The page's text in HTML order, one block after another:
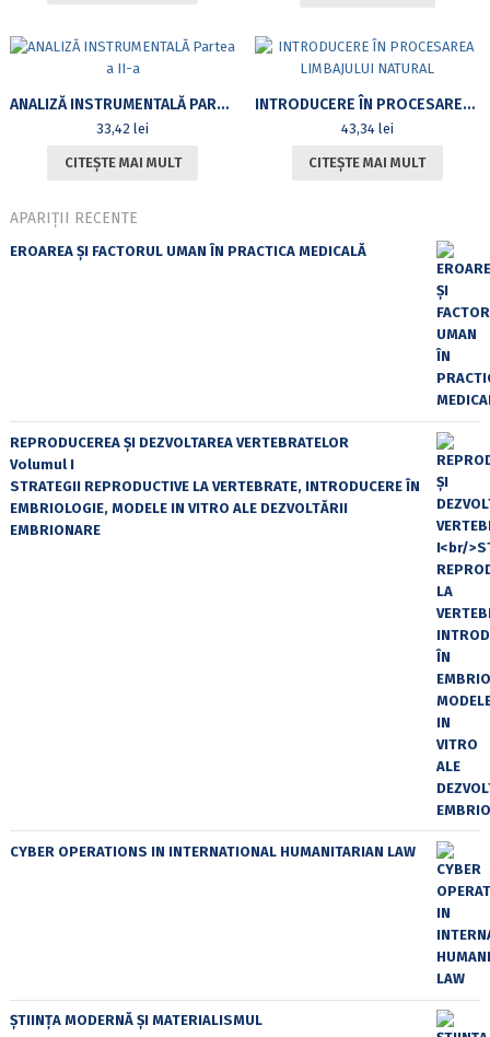
ANALIZĂ INSTRUMENTALĂ PARTEA A II-A
33,42lei
CITEȘTE MAI MULT
INTRODUCERE ÎN PROCESAREA LIMBAJULUI NATURAL
43,34 lei
CITEȘTE MAI MULT
APARIȚII RECENTE
EROAREA ȘI FACTORUL UMAN ÎN PRACTICA MEDICALĂ
REPRODUCEREA ȘI DEZVOLTAREA VERTEBRATELOR
Volumul I
STRATEGII REPRODUCTIVE LA VERTEBRATE, INTRODUCERE ÎN
EMBRIOLOGIE, MODELE IN VITRO ALE DEZVOLTĂRII
EMBRIONARE
CYBER OPERATIONS IN INTERNATIONAL HUMANITARIAN LAW
ȘTIINȚA MODERNĂ ȘI MATERIALISMUL